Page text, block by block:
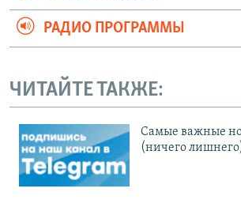
РАДИО ПРОГРАММЫ
ЧИТАЙТЕ ТАКЖЕ:
Cамые важные
(ничего